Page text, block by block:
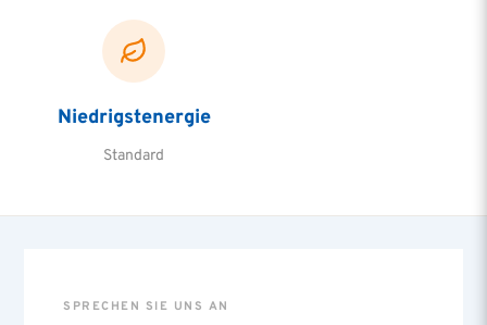
Niedrigstenergie
Standard
SPRECHEN SIE UNS AN